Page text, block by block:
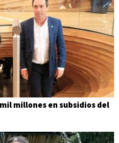
millones en subsidios del